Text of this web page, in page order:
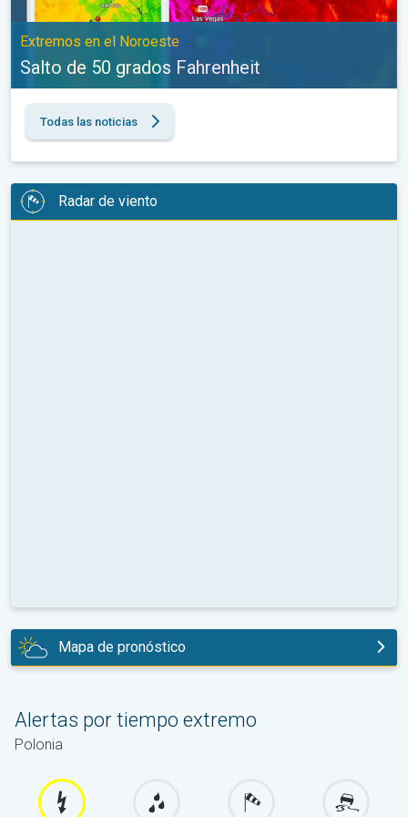
Extremos en el Noroeste
Salto de 50 grados Fahrenheit
Todas las noticias
Radar de viento
Mapa de pronóstico
Alertas por tiempo extremo
Polonia